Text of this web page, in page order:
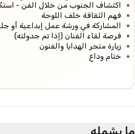
اكتشاف الجنوب من خلال الفن -
فهم الثقافة خلف اللوحة
المشاركة في ورشة عمل إبداعية أو
فرصة لقاء الفنان (إذا تم جدولته)
زيارة متجر الهدايا والفنون
ختام وداع
ما يشمله